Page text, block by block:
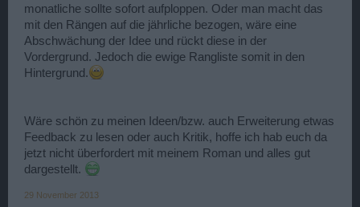
monatliche sollte sofort aufploppen. Oder man macht das
mit den Rängen auf die jährliche bezogen, wäre eine
Abschwächung der Idee und rückt diese in der
Vordergrund. Jedoch die ewige Rangliste somit in den
Hintergrund.
Wäre schön zu meinen Ideen/bzw. auch Erweiterung etwas
Feedback zu lesen oder auch Kritik, hoffe ich hab euch da
jetzt nicht überfordert mit meinem Roman und alles gut
dargestellt.
29 November 2013